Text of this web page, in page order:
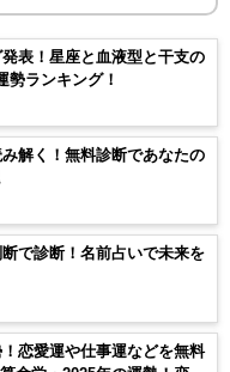
表！星座と血液型と干支の
勢ランキング！
解く！無料診断であなたの
で診断！名前占いで未来を
恋愛運や仕事運などを無料